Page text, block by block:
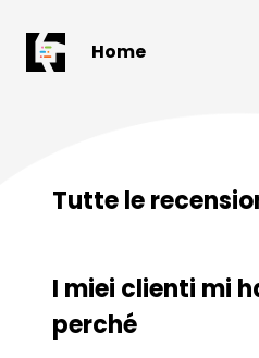
Home
Tutte le
I miei clienti mi
perché